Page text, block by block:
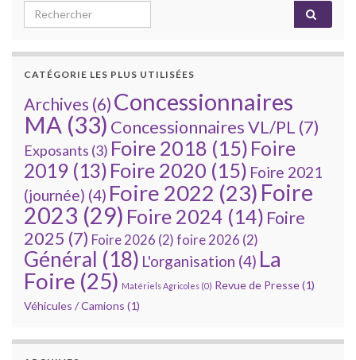
Search for:
CATÉGORIE LES PLUS UTILISÉES
Archives (6) Concessionnaires
MA (33) Concessionnaires VL/PL (7)
Exposants (3) Foire 2018 (15) Foire
2019 (13) Foire 2020 (15) Foire 2021
(journée) (4) Foire 2022 (23) Foire
2023 (29) Foire 2024 (14) Foire
2025 (7) Foire 2026 (2) foire 2026 (2)
Général (18) L'organisation (4) La
Foire (25) Matériels Agricoles (0) Revue de Presse(1)
Véhicules / Camions (1)